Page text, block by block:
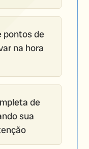
pontos de
na hora
de
sua